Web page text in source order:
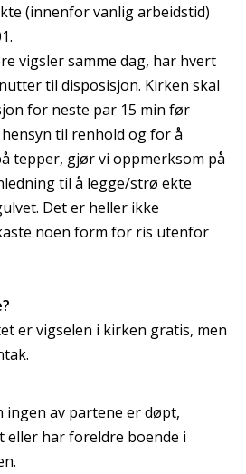
(innenfor vanlig arbeidstid)
vigsler samme dag, har hvert
til disposisjon. Kirken skal
for neste par 15 min før
hensyn til renhold og for å
tepper, gjør vi oppmerksom på
til å legge/strø ekte
Det er heller ikke
noen form for ris utenfor
er vigselen i kirken gratis, men
ingen av partene er døpt,
eller har foreldre boende i